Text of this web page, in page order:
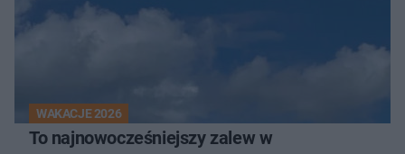
WAKACJE 2026
To najnowocześniejszy zalew w